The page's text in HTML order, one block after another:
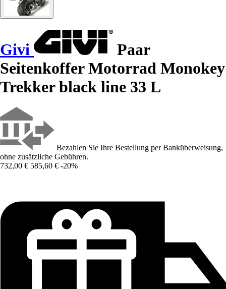
Givi
Paar
Seitenkoffer Motorrad Monokey
Trekker black line 33 L
Bezahlen Sie Ihre Bestellung per Banküberweisung,
ohne zusätzliche Gebühren.
732,00 € 585,60 € -20%